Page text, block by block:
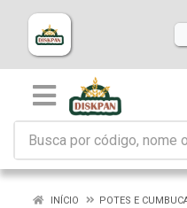
INÍCIO POTES E